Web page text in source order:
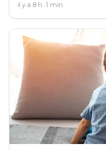
il y a 8 h 1 min